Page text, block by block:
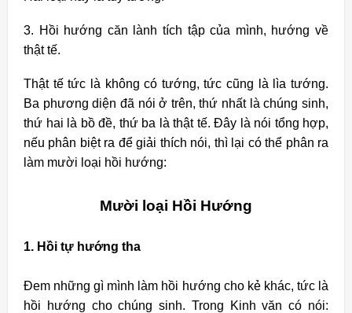
3. Hồi hướng căn lành tích tập của mình, hướng về
thật tế.
Thật tế tức là không có tướng, tức cũng là lìa tướng.
Ba phương diện đã nói ở trên, thứ nhất là chúng sinh,
thứ hai là bồ đề, thứ ba là thật tế. Ðây là nói tổng hợp,
nếu phân biệt ra để giải thích nói, thì lại có thể phân ra
làm mười loại hồi hướng:
Mười loại Hồi Hướng
1. Hồi tự hướng tha
Ðem những gì mình làm hồi hướng cho kẻ khác, tức là
hồi hướng cho chúng sinh. Trong Kinh văn có nói: